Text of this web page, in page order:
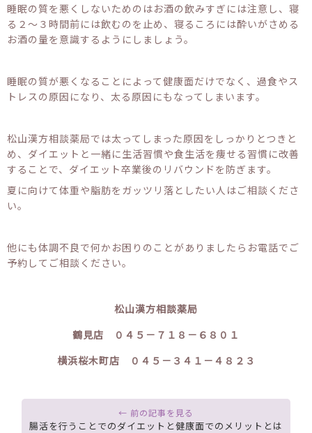
睡眠の質を悪くしないためのはお酒の飲みすぎには注意し、寝
る２～３時間前には飲むのを止め、寝るころには酔いがさめる
お酒の量を意識するようにしましょう。
睡眠の質が悪くなることによって健康面だけでなく、過食やス
トレスの原因になり、太る原因にもなってしまいます。
松山漢方相談薬局では太ってしまった原因をしっかりとつきと
め、ダイエットと一緒に生活習慣や食生活を痩せる習慣に改善
することで、ダイエット卒業後のリバウンドを防ぎます。
夏に向けて体重や脂肪をガッツリ落としたい人はご相談くださ
い。
他にも体調不良で何かお困りのことがありましたらお電話でご
予約してご相談ください。
松山漢方相談薬局
鶴見店 ０４５－７１８－６８０１
横浜桜木町店 ０４５－３４１－４８２３
腸活を行うことでのダイエットと健康面でのメリットとは